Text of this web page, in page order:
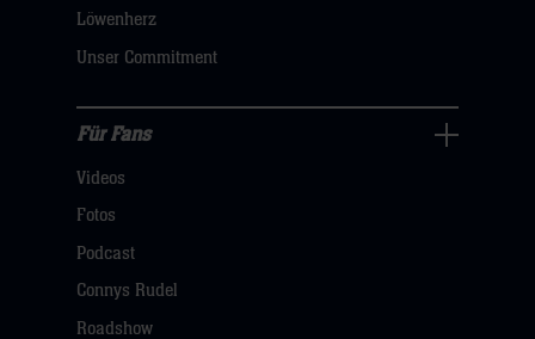
dann
hier
Löwenherz
Unser Commitment
Fans
Navigation
öffnen,
dann
Für Fans
Videos
Fotos
Podcast
Connys Rudel
Roadshow